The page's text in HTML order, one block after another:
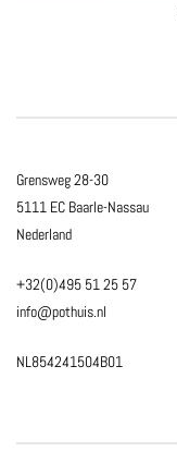
Grensweg 28-30
5111 EC Baarle-Nassau
Nederland
+32(0)495 51 25 57
info@pothuis.nl
NL854241504B01